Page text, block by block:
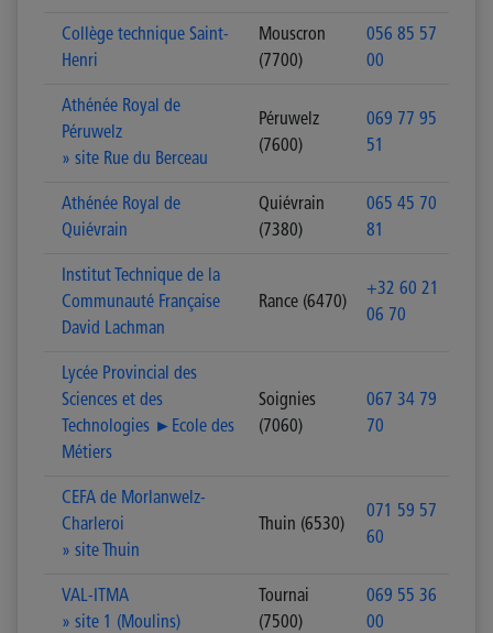
Collège technique Saint-
Henri
Mouscron
(7700)
056 85 57
00
Athénée Royal de
Péruwelz
» site Rue du Berceau
Péruwelz
(7600)
069 77 95
51
Athénée Royal de
Quiévrain
Quiévrain
(7380)
065 45 70
81
Institut Technique de la
Communauté Française
David Lachman
Rance (6470)
+32 60 21
06 70
Lycée Provincial des
Sciences et des
Technologies ►Ecole des
Métiers
Soignies
(7060)
067 34 79
70
CEFA de Morlanwelz-
Charleroi
» site Thuin
Thuin (6530)
071 59 57
60
VAL-ITMA
» site 1 (Moulins)
Tournai
(7500)
069 55 36
00